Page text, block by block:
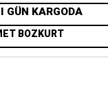
GÜN KARGODA
BOZKURT